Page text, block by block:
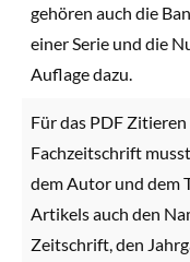
gehören auch die
einer Serie und die
Auflage dazu.
Für das PDF Zitieren
Fachzeitschrift
dem Autor und dem
Artikels auch den
Zeitschrift, den